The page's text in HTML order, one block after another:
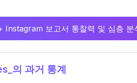
Instagram 보고서 통찰력 및 심층 분
의 과거 통계